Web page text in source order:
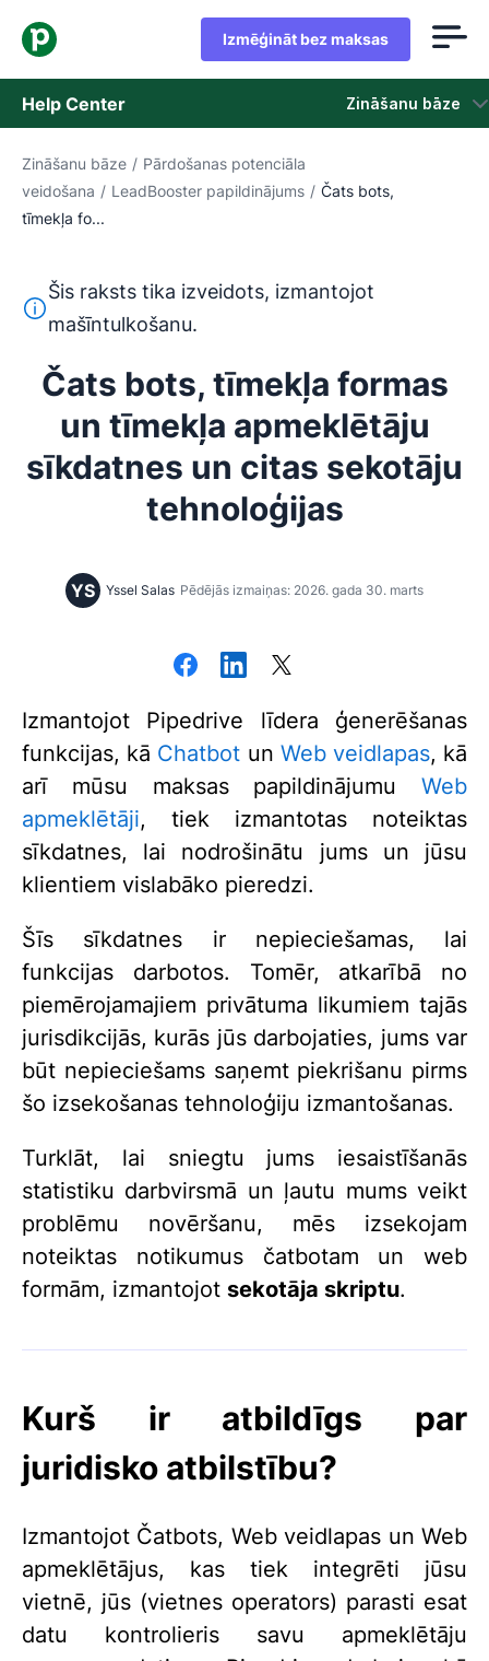
Izmēģināt bez maksas
Help Center Zināšanu bāze
Zināšanu bāze
Statuss
Zināšanu bāze / Pārdošanas potenciāla
veidošana / LeadBooster papildinājums / Čats bots,
tīmekļa fo...
Šis teksts ir tulkots no angļu valodas, izmantojot
Šis raksts tika izveidots, izmantojot
mašīntulkošanu.
Čats bots, tīmekļa formas
un tīmekļa apmeklētāju
sīkdatnes un citas sekotāju
tehnoloģijas
YS Yssel Salas Pēdējās izmaiņas: 2026. gada 30. marts
Izmantojot Pipedrive līdera ģenerēšanas
funkcijas, kā Chatbot un Web veidlapas, kā
arī mūsu maksas papildinājumu Web
apmeklētāji, tiek izmantotas noteiktas
sīkdatnes, lai nodrošinātu jums un jūsu
klientiem vislabāko pieredzi.
Šīs sīkdatnes ir nepieciešamas, lai
funkcijas darbotos. Tomēr, atkarībā no
piemērojamajiem privātuma likumiem tajās
jurisdikcijās, kurās jūs darbojaties, jums var
būt nepieciešams saņemt piekrišanu pirms
šo izsekošanas tehnoloģiju izmantošanas.
Turklāt, lai sniegtu jums iesaistīšanās
statistiku darbvirsmā un ļautu mums veikt
problēmu novēršanu, mēs izsekojam
noteiktas notikumus čatbotam un web
formām, izmantojot sekotāja skriptu.
Kurš ir atbildīgs par
juridisko atbilstību?
Izmantojot Čatbots, Web veidlapas un Web
apmeklētājus, kas tiek integrēti jūsu
vietnē, jūs (vietnes operators) parasti esat
datu kontrolieris savu apmeklētāju